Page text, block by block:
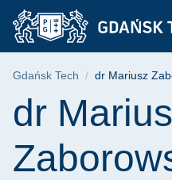
Skip
Skip
search
Skip
content
dr
Breadcrumb
Gdańsk Tech dr Mariusz
Page
dr